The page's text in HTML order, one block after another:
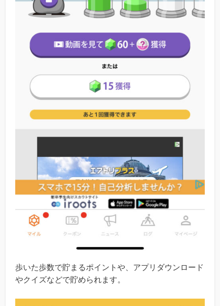
歩いた歩数で貯まるポイントや、アプリダウンロード
やクイズなどで貯められます。